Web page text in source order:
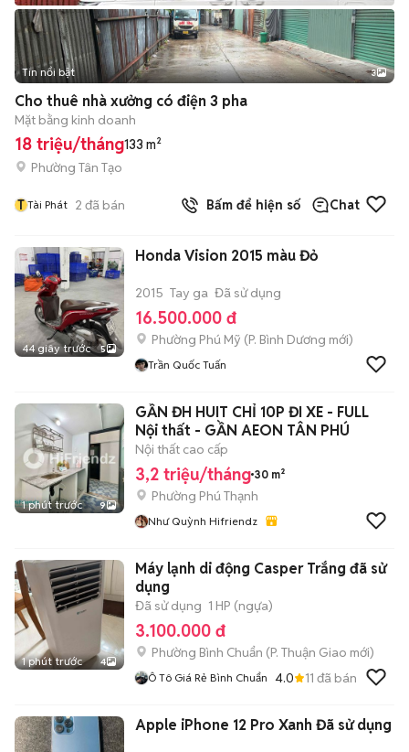
Tin nổi bật 3
Cho thuê nhà xưởng có điện 3 pha
Mặt bằng kinh doanh
18 triệu/tháng133 m²
Phường Tân Tạo
T Tài Phát 2 đã bán Bấm để hiện số Chat
44 giây trước 5
Honda Vision 2015 màu Đỏ
2015 Tay ga Đã sử dụng
16.500.000 đ
Phường Phú Mỹ (P. Bình Dương mới)
Trần Quốc Tuấn
1 phút trước 9
GẦN ĐH HUIT CHỈ 10P ĐI XE - FULL
Nội thất - GẦN AEON TÂN PHÚ
Nội thất cao cấp
3,2 triệu/tháng 30 m²
Phường Phú Thạnh
Như Quỳnh Hifriendz
1 phút trước 4
Máy lạnh di động Casper Trắng đã sử
dụng
Đã sử dụng 1 HP (ngựa)
3.100.000 đ
Phường Bình Chuẩn (P. Thuận Giao mới)
Ô Tô Giá Rẻ Bình Chuẩn 4.0 11 đã bán
Apple iPhone 12 Pro Xanh Đã sử dụng